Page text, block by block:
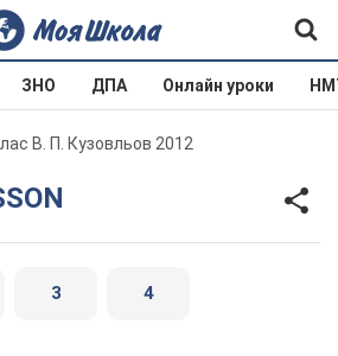
ЗНО ДПА Онлайн уроки
В. П. Кузовльов 2012
3 4